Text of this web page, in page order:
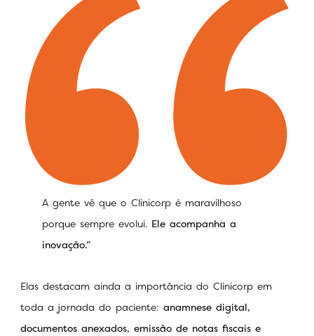
A gente vê que o Clinicorp é maravilhoso
porque sempre evolui. Ele acompanha a
inovação.”
Elas destacam ainda a importância do Clinicorp em
toda a jornada do paciente: anamnese digital,
documentos anexados, emissão de notas fiscais e